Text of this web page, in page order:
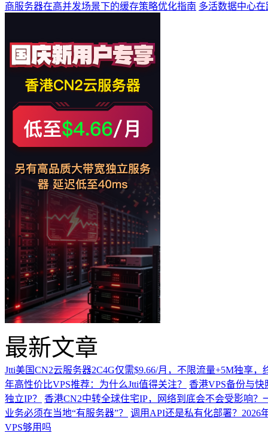
商服务器在高并发场景下的缓存策略优化指南 多活数据中心
最新文章
Jtti美国CN2云服务器2C4G仅需$9.66/月，不限流量+5M独享，
年高性价比VPS推荐：为什么Jtti值得关注？
香港VPS备份与
独立IP？
香港CN2中转全球住宅IP，网络到底会不会受影响？
业务必须在当地“有服务器”？
调用API还是私有化部署？2026
VPS够用吗